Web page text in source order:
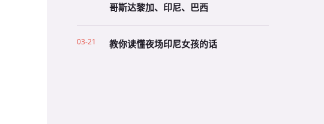
哥斯达黎加、印尼、巴西
03-21 教你读懂夜场印尼女孩的话